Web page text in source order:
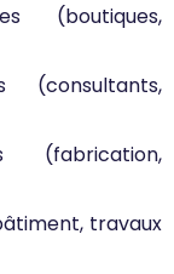
(boutiques,
(fabrication,
travaux